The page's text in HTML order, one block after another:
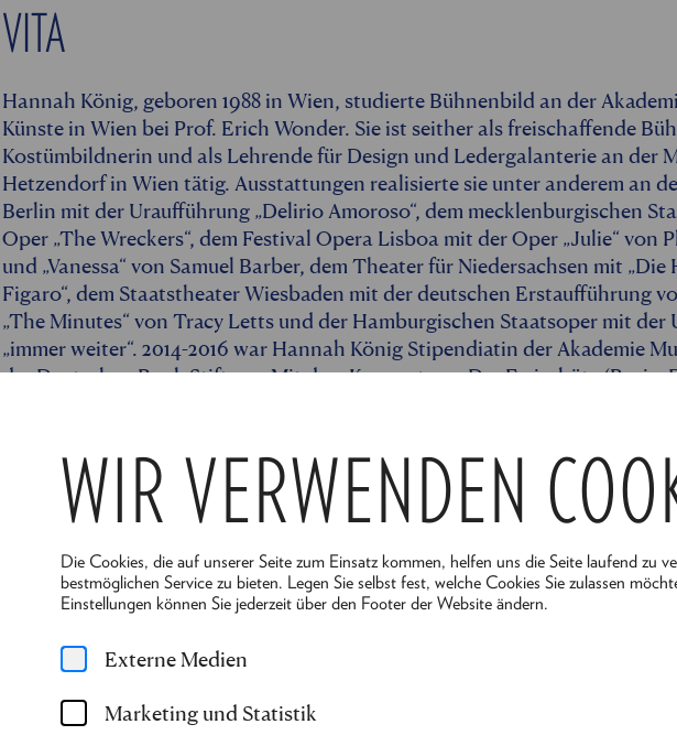
WIR VERWENDEN
Die Cookies, die auf unserer Seite zum Einsatz kommen, helfen uns die Seite laufend zu
bestmöglichen Service zu bieten. Legen Sie selbst fest, welche Cookies Sie zulassen
Einstellungen können Sie jederzeit über den Footer der Website ändern.
Externe Medien
Marketing und Statistik
VITA
Hannah König, geboren 1988 in Wien, studierte Bühnenbild an der
Künste in Wien bei Prof. Erich Wonder. Sie ist seither als freischaffende
Kostümbildnerin und als Lehrende für Design und Ledergalanterie an der
Hetzendorf in Wien tätig. Ausstattungen realisierte sie unter anderem an
Berlin mit der Uraufführung „Delirio Amoroso“, dem mecklenburgischen
Oper „The Wreckers“, dem Festival Opera Lisboa mit der Oper „Julie“ von
und „Vanessa“ von Samuel Barber, dem Theater für Niedersachsen mit
Figaro“, dem Staatstheater Wiesbaden mit der deutschen Erstaufführung
„The Minutes“ von Tracy Letts und der Hamburgischen Staatsoper mit der
„immer weiter“. 2014-2016 war Hannah König Stipendiatin der Akademie
der Deutschen Bank Stiftung. Mit dem Konzept von Der Freischütz (Regie:
Unsichtbaren Städte“ wurde sie mit dem Würdigungspreis der Stadt Wien
Bei den Festspielen Reichenau ist sie für Bühne & Kostüm bei "
dem Leben einer Frau
" zuständig.